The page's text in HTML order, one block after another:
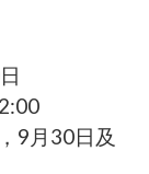
9月30日及